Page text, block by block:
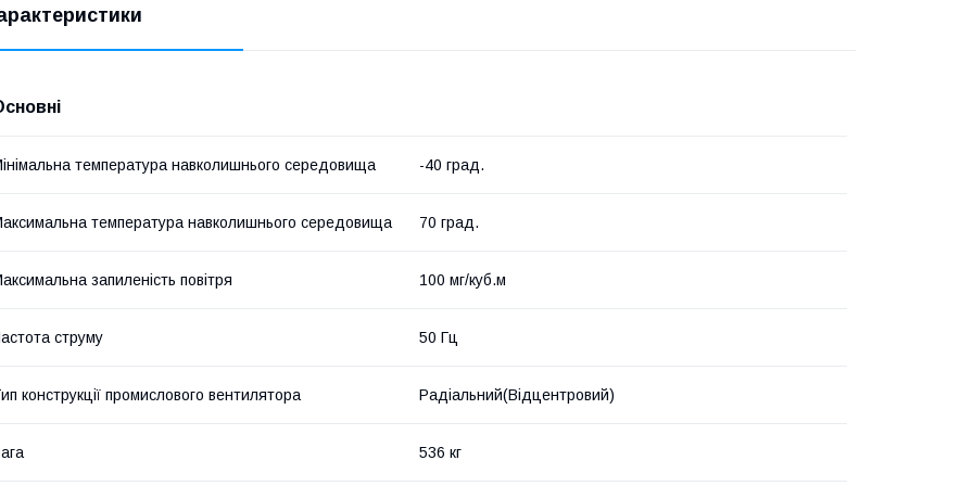
температура навколишнього середовища -40 град.
температура навколишнього середовища 70 град.
запиленість повітря 100 мг/куб.м
струму 50 Гц
конструкції промислового вентилятора Радіальний(Відцентровий)
536 кг